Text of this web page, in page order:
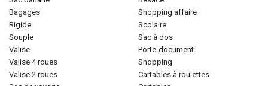
bagages
rigide
souple
valise
valise 4 roues
valise 2 roues
shopping affaire
scolaire
sac à dos
porte-document
shopping
cartables à roulettes